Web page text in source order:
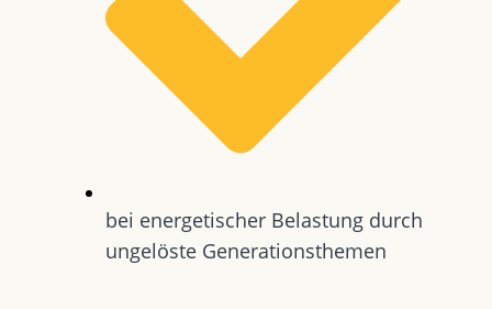
bei energetischer Belastung durch
ungelöste Generationsthemen